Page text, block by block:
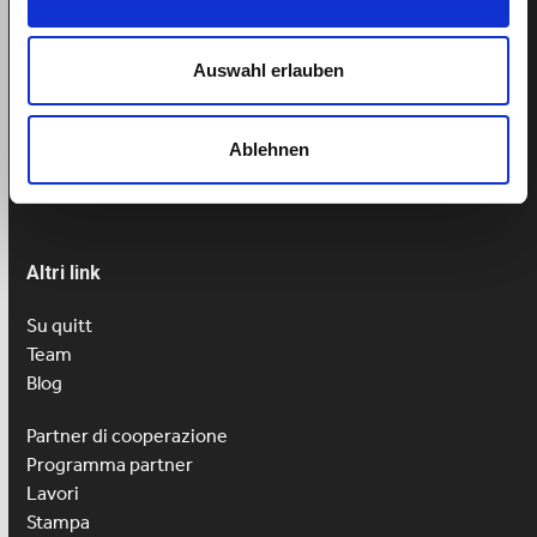
Auswahl erlauben
Ablehnen
Prenotare un appuntamento
Tel: 043 505 18 02
Altri link
Su quitt
Team
Blog
Partner di cooperazione
Programma partner
Lavori
Stampa